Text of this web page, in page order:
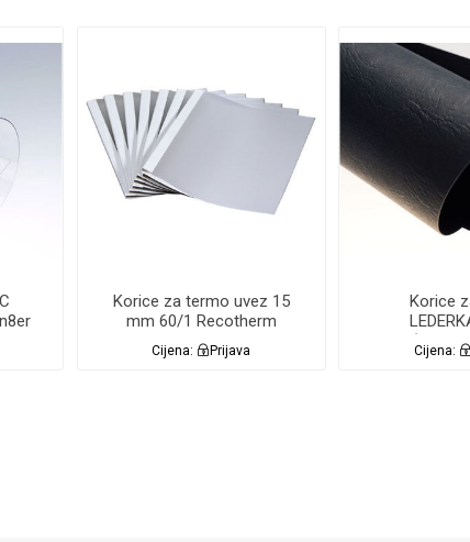
Korice za termo uvez 15
mm 60/1 Recotherm
BIJELE
Cijena: Prijava
Korice
A4(250g/
Cijena: